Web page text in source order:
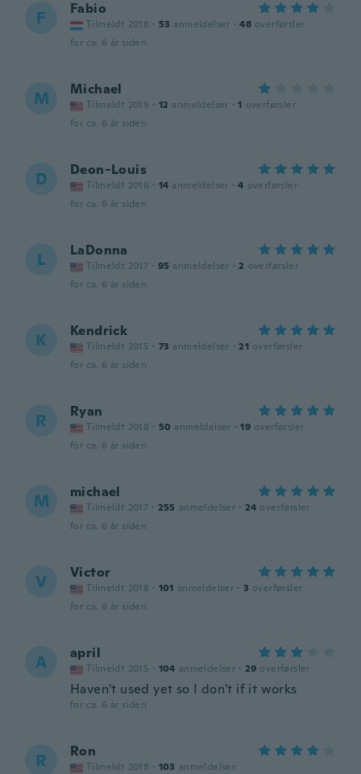
F Fabio
Tilmeldt 2018 · 53 anmeldelser · 48 overførsler
for ca. 6 år siden
M Michael
Tilmeldt 2019 · 12 anmeldelser · 1 overførsler
for ca. 6 år siden
D Deon-Louis
Tilmeldt 2016 · 14 anmeldelser · 4 overførsler
for ca. 6 år siden
L LaDonna
Tilmeldt 2017 · 95 anmeldelser · 2 overførsler
for ca. 6 år siden
K Kendrick
Tilmeldt 2015 · 73 anmeldelser · 21 overførsler
for ca. 6 år siden
R Ryan
Tilmeldt 2018 · 50 anmeldelser · 19 overførsler
for ca. 6 år siden
M michael
Tilmeldt 2017 · 255 anmeldelser · 24 overførsler
for ca. 6 år siden
V Victor
Tilmeldt 2018 · 101 anmeldelser · 3 overførsler
for ca. 6 år siden
A april
Tilmeldt 2015 · 104 anmeldelser · 29 overførsler
Haven't used yet so I don't if it works
for ca. 6 år siden
R Ron
Tilmeldt 2018 · 103 anmeldelser